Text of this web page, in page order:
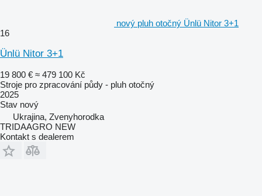
nový pluh otočný Ünlü Nitor 3+1
16
Ünlü Nitor 3+1
19 800 € ≈ 479 100 Kč
Stroje pro zpracování půdy - pluh otočný
2025
Stav nový
Ukrajina, Zvenyhorodka
TRIDAAGRO NEW
Kontakt s dealerem